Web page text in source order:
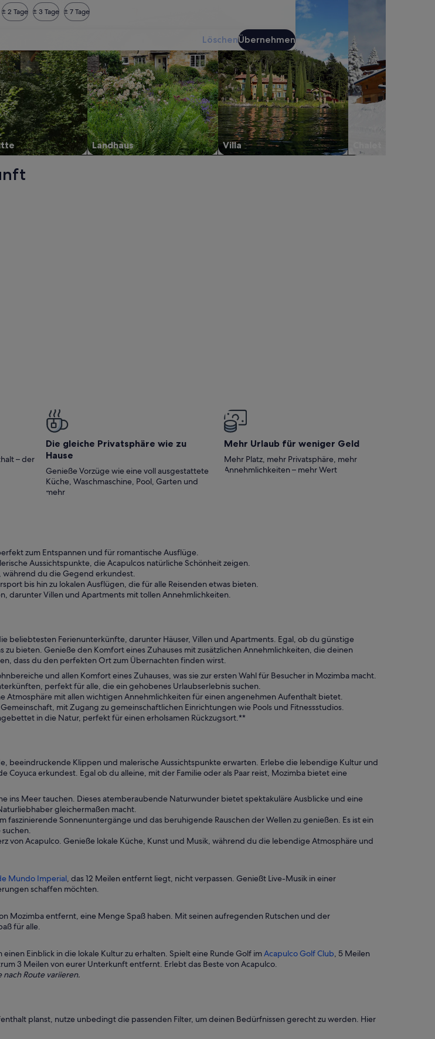
± 2 Tage ± 3 Tage ± 7 Tage
LöschenÜbernehmen
Landhaus Villa
– der
Die gleiche Privatsphäre wie zu
Hause
Genieße Vorzüge wie eine voll ausgestattete
Küche, Waschmaschine, Pool, Garten und
mehr
Mehr Urlaub für weniger Geld
Mehr Platz, mehr Privatsphäre, mehr
Annehmlichkeiten – mehr Wert
zum Entspannen und für romantische Ausflüge.
Aussichtspunkte, die Acapulcos natürliche Schönheit zeigen.
du die Gegend erkundest.
bis hin zu lokalen Ausflügen, die für alle Reisenden etwas bieten.
darunter Villen und Apartments mit tollen Annehmlichkeiten.
beliebtesten Ferienunterkünfte, darunter Häuser, Villen und Apartments. Egal, ob du günstige
bieten. Genieße den Komfort eines Zuhauses mit zusätzlichen Annehmlichkeiten, die deinen
dass du den perfekten Ort zum Übernachten finden wirst.
und allen Komfort eines Zuhauses, was sie zur ersten Wahl für Besucher in Mozimba macht.
perfekt für alle, die ein gehobenes Urlaubserlebnis suchen.
Atmosphäre mit allen wichtigen Annehmlichkeiten für einen angenehmen Aufenthalt bietet.
mit Zugang zu gemeinschaftlichen Einrichtungen wie Pools und Fitnessstudios.
in die Natur, perfekt für einen erholsamen Rückzugsort.**
beeindruckende Klippen und malerische Aussichtspunkte erwarten. Erlebe die lebendige Kultur und
erkundest. Egal ob du alleine, mit der Familie oder als Paar reist, Mozimba bietet eine
ins Meer tauchen. Dieses atemberaubende Naturwunder bietet spektakuläre Ausblicke und eine
gleichermaßen macht.
faszinierende Sonnenuntergänge und das beruhigende Rauschen der Wellen zu genießen. Es ist ein
von Acapulco. Genieße lokale Küche, Kunst und Musik, während du die lebendige Atmosphäre und
Mundo Imperial, das 12 Meilen entfernt liegt, nicht verpassen. Genießt Live-Musik in einer
schaffen möchten.
Mozimba entfernt, eine Menge Spaß haben. Mit seinen aufregenden Rutschen und der
für alle.
Einblick in die lokale Kultur zu erhalten. Spielt eine Runde Golf imAcapulco Golf Club, 5 Meilen
3 Meilen von eurer Unterkunft entfernt. Erlebt das Beste von Acapulco.
Route variieren.
planst, nutze unbedingt die passenden Filter, um deinen Bedürfnissen gerecht zu werden. Hier